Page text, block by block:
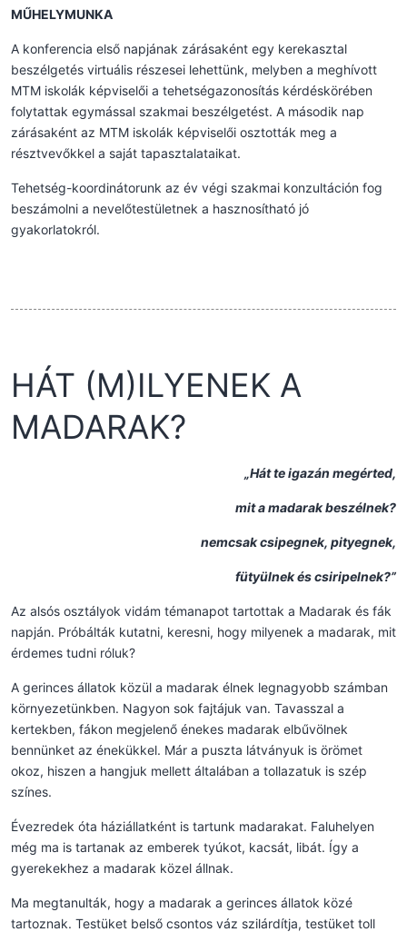
MŰHELYMUNKA
A konferencia első napjának zárásaként egy kerekasztal
beszélgetés virtuális részesei lehettünk, melyben a meghívott
MTM iskolák képviselői a tehetségazonosítás kérdéskörében
folytattak egymással szakmai beszélgetést. A második nap
zárásaként az MTM iskolák képviselői osztották meg a
résztvevőkkel a saját tapasztalataikat.
Tehetség-koordinátorunk az év végi szakmai konzultáción fog
beszámolni a nevelőtestületnek a hasznosítható jó
gyakorlatokról.
HÁT (M)ILYENEK A
MADARAK?
„Hát te igazán megérted,
mit a madarak beszélnek?
nemcsak csipegnek, pityegnek,
fütyülnek és csiripelnek?”
Az alsós osztályok vidám témanapot tartottak a Madarak és fák
napján. Próbálták kutatni, keresni, hogy milyenek a madarak, mit
érdemes tudni róluk?
A gerinces állatok közül a madarak élnek legnagyobb számban
környezetünkben. Nagyon sok fajtájuk van. Tavasszal a
kertekben, fákon megjelenő énekes madarak elbűvölnek
bennünket az énekükkel. Már a puszta látványuk is örömet
okoz, hiszen a hangjuk mellett általában a tollazatuk is szép
színes.
Évezredek óta háziállatként is tartunk madarakat. Faluhelyen
még ma is tartanak az emberek tyúkot, kacsát, libát. Így a
gyerekekhez a madarak közel állnak.
Ma megtanulták, hogy a madarak a gerinces állatok közé
tartoznak. Testüket belső csontos váz szilárdítja, testüket toll